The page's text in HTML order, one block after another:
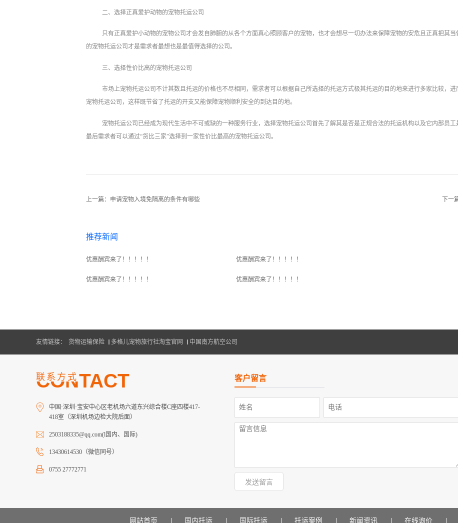
二、选择正真爱护动物的宠物托运公司
只有正真爱护小动物的宠物公司才会发自肺腑的从各个方面真心照顾客户的宠物，也才会想尽一切办法来保障宠物的安危且正真把其
的宠物托运公司才是需求者最想也是最值得选择的公司。
三、选择性价比高的宠物托运公司
市场上宠物托运公司不计其数且托运的价格也不尽相同，需求者可以根据自己所选择的托运方式极其托运的目的地来进行多家比较，
宠物托运公司，这样既节省了托运的开支又能保障宠物顺利安全的到达目的地。
宠物托运公司已经成为现代生活中不可或缺的一种服务行业，选择宠物托运公司首先了解其是否是正规合法的托运机构以及它内部员工
最后需求者可以通过“货比三家”选择到一家性价比最高的宠物托运公司。
上一篇： 申请宠物入境免隔离的条件有哪些 下一
推荐新闻
优惠酬宾来了！！！！！ 优惠酬宾来了！！！！！
优惠酬宾来了！！！！！ 优惠酬宾来了！！！！！
友情链接： 货物运输保险 多格儿宠物旅行社淘宝官网 中国南方航空公司
CONTACT
联系方式
中国·深圳·宝安中心区老机场六道东兴综合楼C座四楼417-
418室（深圳机场边检大院后面）
2503188335@qq.com(l国内、国际)
13430614530（微信同号）
0755 27772771
客户留言
网站首页 国内托运 国际托运 托运案例 新闻资讯 在线询价